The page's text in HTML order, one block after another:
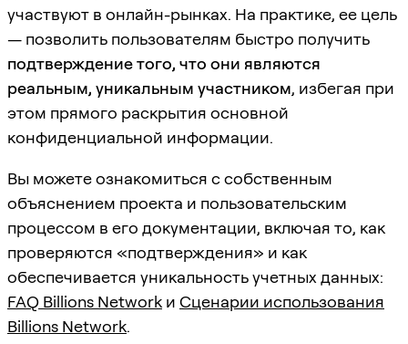
участвуют в онлайн-рынках. На практике, ее цель
— позволить пользователям быстро получить
подтверждение того, что они являются
реальным, уникальным участником, избегая при
этом прямого раскрытия основной
конфиденциальной информации.
Вы можете ознакомиться с собственным
объяснением проекта и пользовательским
процессом в его документации, включая то, как
проверяются «подтверждения» и как
обеспечивается уникальность учетных данных:
FAQ Billions Network и Сценарии использования
Billions Network.